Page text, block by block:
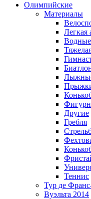
Олимпийские
Материалы
Легкая
Другие
Гребля
Теннис
Тур де
Вуэльта 2014